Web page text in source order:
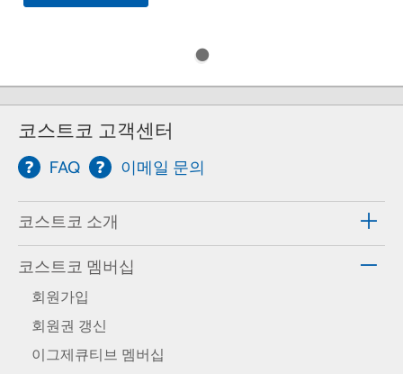
코스트코 고객센터
FAQ 이메일 문의
코스트코 소개
코스트코 멤버십
회원가입
회원권 갱신
이그제큐티브 멤버십